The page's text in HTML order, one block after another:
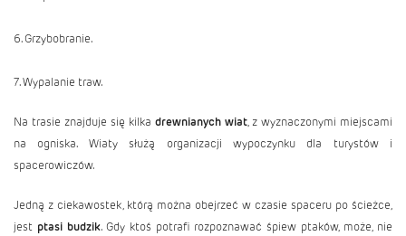
6. Grzybobranie.
7. Wypalanie traw.
Na trasie znajduje się kilka drewnianych wiat, z wyznaczonymi miejscami
na ogniska. Wiaty służą organizacji wypoczynku dla turystów i
spacerowiczów.
Jedną z ciekawostek, którą można obejrzeć w czasie spaceru po ścieżce,
jest ptasi budzik. Gdy ktoś potrafi rozpoznawać śpiew ptaków, może, nie